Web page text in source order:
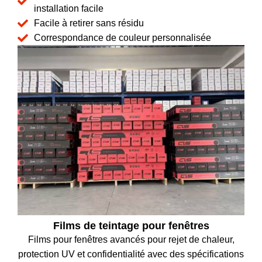
installation facile
Facile à retirer sans résidu
Correspondance de couleur personnalisée
Films de teintage pour fenêtres
Films pour fenêtres avancés pour rejet de chaleur,
protection UV et confidentialité avec des spécifications